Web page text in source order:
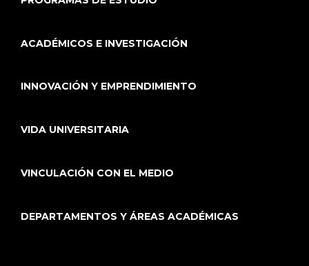
ACADÉMICOS E INVESTIGACIÓN
INNOVACIÓN Y EMPRENDIMIENTO
VIDA UNIVERSITARIA
VINCULACIÓN CON EL MEDIO
DEPARTAMENTOS Y ÁREAS ACADÉMICAS